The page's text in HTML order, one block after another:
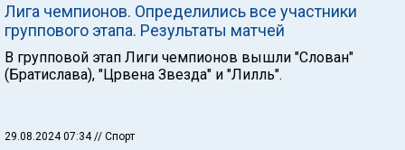
Лига чемпионов. Определились все участники
группового этапа. Результаты матчей
В групповой этап Лиги чемпионов вышли "Слован"
(Братислава), "Црвена Звезда" и "Лилль".
29.08.2024 07:34 // Спорт